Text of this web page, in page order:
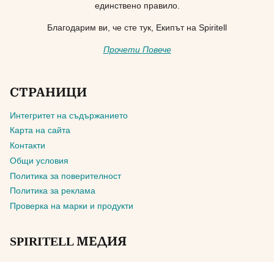
единствено правило.
Благодарим ви, че сте тук, Екипът на Spiritell
Прочети Повече
СТРАНИЦИ
Интегритет на съдържанието
Карта на сайта
Контакти
Общи условия
Политика за поверителност
Политика за реклама
Проверка на марки и продукти
SPIRITELL МЕДИЯ